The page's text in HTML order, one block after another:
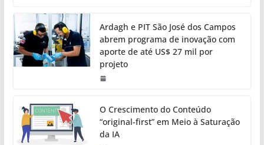
Ardagh e PIT São José dos Campos
abrem programa de inovação com
aporte de até US$ 27 mil por
projeto
O Crescimento do Conteúdo
“original-first” em Meio à Saturação
da IA